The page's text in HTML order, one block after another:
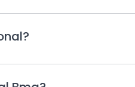
expandir